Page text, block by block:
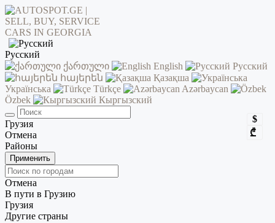
Русский
ქართული
English
Русский
հայերեն
Қазақша
Українська
Türkçe
Azərbaycan
Özbek
Кыргызский
$
₾
Грузия
Отмена
Районы
Применить
Отмена
В пути в Грузию
Грузия
Другие страны